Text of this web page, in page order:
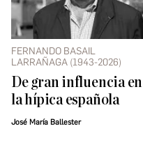
FERNANDO BASAIL
LARRAÑAGA (1943-2026)
De gran influencia en
la hípica española
José María Ballester